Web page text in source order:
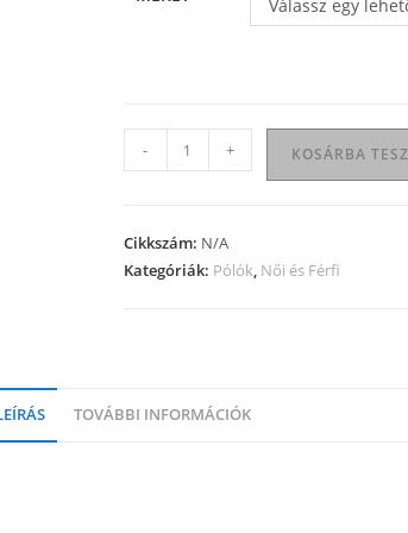
Válassz egy
V-
póló
mennyiség
- + KOSÁRBA
Cikkszám: N/A
Kategóriák: Pólók, Női és Férfi
TOVÁBBI INFORMÁCIÓK